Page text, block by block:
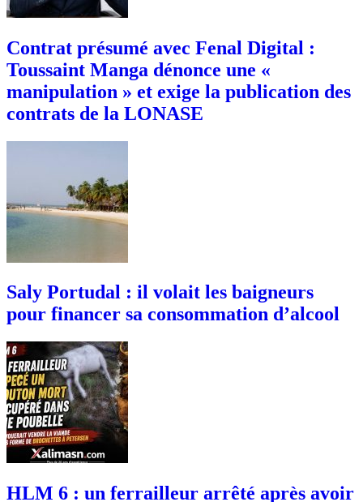
Contrat présumé avec Fenal Digital :
Toussaint Manga dénonce une «
manipulation » et exige la publication des
contrats de la LONASE
Saly Portudal : il volait les baigneurs
pour financer sa consommation d’alcool
HLM 6 : un ferrailleur arrêté après avoir